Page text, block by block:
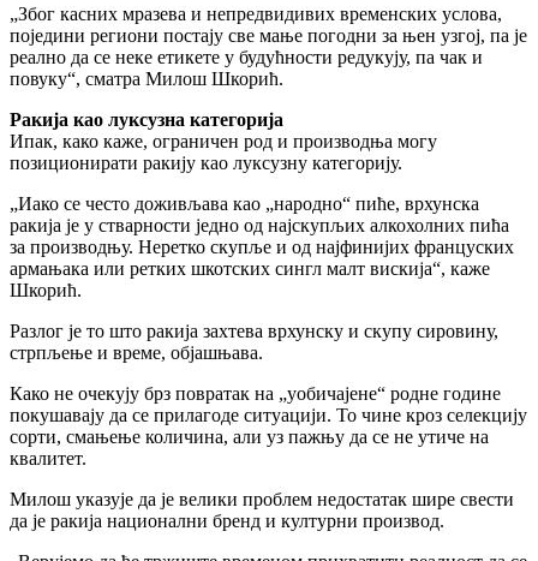
„Због касних мразева и непредвидивих временских услова,
поједини региони постају све мање погодни за њен узгој, па је
реално да се неке етикете у будућности редукују, па чак и
повуку“, сматра Милош Шкорић.
Ракија као луксузна категорија
Ипак, како каже, ограничен род и производња могу
позиционирати ракију као луксузну категорију.
„Иако се често доживљава као „народно“ пиће, врхунска
ракија је у стварности једно од најскупљих алкохолних пића
за производњу. Неретко скупље и од најфинијих француских
армањака или ретких шкотских сингл малт вискија“, каже
Шкорић.
Разлог је то што ракија захтева врхунску и скупу сировину,
стрпљење и време, објашњава.
Како не очекују брз повратак на „уобичајене“ родне године
покушавају да се прилагоде ситуацији. То чине кроз селекцију
сорти, смањење количина, али уз пажњу да се не утиче на
квалитет.
Милош указује да је велики проблем недостатак шире свести
да је ракија национални бренд и културни производ.